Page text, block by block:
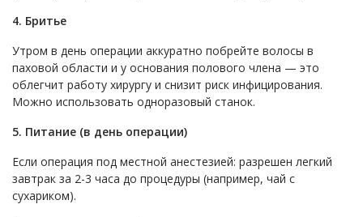
4. Бритье
Утром в день операции аккуратно побрейте волосы в
паховой области и у основания полового члена — это
облегчит работу хирургу и снизит риск инфицирования.
Можно использовать одноразовый станок.
5. Питание (в день операции)
Если операция под местной анестезией: разрешен легкий
завтрак за 2-3 часа до процедуры (например, чай с
сухариком).